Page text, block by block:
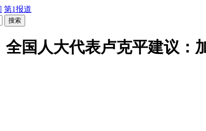
第1报道
搜索
全国人大代表卢克平建议